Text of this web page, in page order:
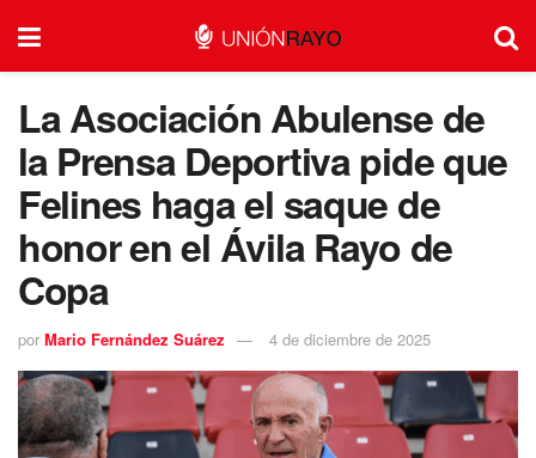
La Asociación Abulense de
la Prensa Deportiva pide que
Felines haga el saque de
honor en el Ávila Rayo de
Copa
por Mario Fernández Suárez 4 de diciembre de 2025